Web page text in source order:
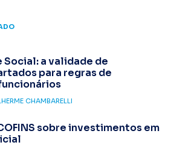
Social: a validade de
para regras de
CHAMBARELLI
sobre investimentos em